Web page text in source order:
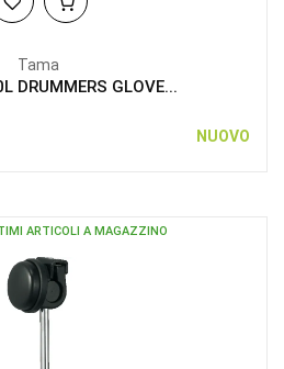
Tama
DRUMMERS GLOVE...
NUOVO
ARTICOLI A MAGAZZINO